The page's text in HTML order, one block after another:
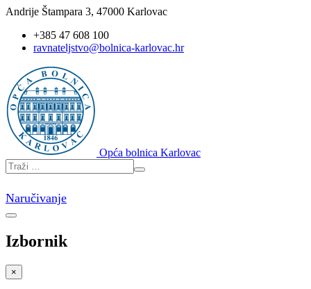
Andrije Štampara 3, 47000 Karlovac
+385 47 608 100
ravnateljstvo@bolnica-karlovac.hr
Opća bolnica Karlovac
Naručivanje
Izbornik
×